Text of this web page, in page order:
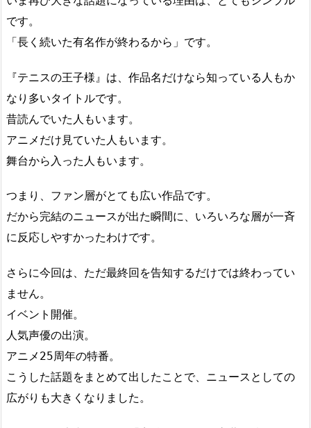
です。
「長く続いた有名作が終わるから」です。
『テニスの王子様』は、作品名だけなら知っている人もか
なり多いタイトルです。
昔読んでいた人もいます。
アニメだけ見ていた人もいます。
舞台から入った人もいます。
つまり、ファン層がとても広い作品です。
だから完結のニュースが出た瞬間に、いろいろな層が一斉
に反応しやすかったわけです。
さらに今回は、ただ最終回を告知するだけでは終わってい
ません。
イベント開催。
人気声優の出演。
アニメ25周年の特番。
こうした話題をまとめて出したことで、ニュースとしての
広がりも大きくなりました。